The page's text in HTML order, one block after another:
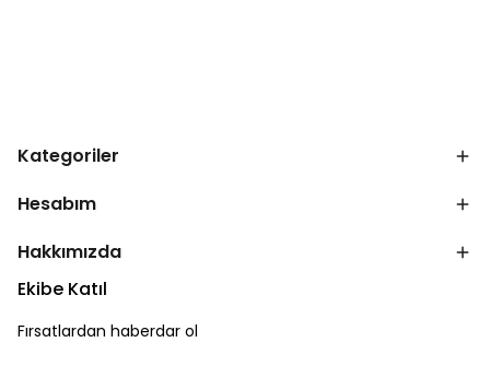
Kategoriler
Hesabım
Hakkımızda
Ekibe Katıl
Fırsatlardan haberdar ol